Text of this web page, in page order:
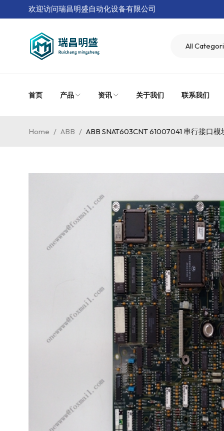
欢迎访问瑞昌明盛自动化设备有限公司
首页 产品 资讯 关于我们 联系我们
Home / ABB / ABB SNAT603CNT 61007041 串行接口模